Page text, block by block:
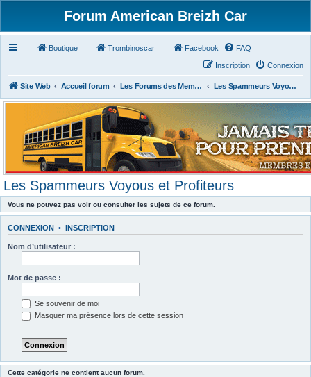
Forum American Breizh Car
Boutique Trombinoscar Facebook FAQ
Connexion
Inscription
Site Web Accueil forum Les Forums des Membres du Club Les Spammeurs Voyous et Profiteurs
Les Spammeurs Voyous et Profiteurs
Vous ne pouvez pas voir ou consulter les sujets de ce forum.
CONNEXION • INSCRIPTION
Nom d’utilisateur :
Mot de passe :
Se souvenir de moi
Masquer ma présence lors de cette session
Cette catégorie ne contient aucun forum.